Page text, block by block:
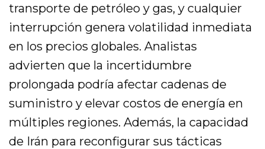
transporte de petróleo y gas, y cualquier
interrupción genera volatilidad inmediata
en los precios globales. Analistas
advierten que la incertidumbre
prolongada podría afectar cadenas de
suministro y elevar costos de energía en
múltiples regiones. Además, la capacidad
de Irán para reconfigurar sus tácticas